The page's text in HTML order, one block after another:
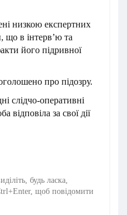
низкою експертних
що в інтерв’ю та
його підривної
про підозру.
слідчо-оперативні
відповіла за свої дії
будь ласка,
щоб повідомити